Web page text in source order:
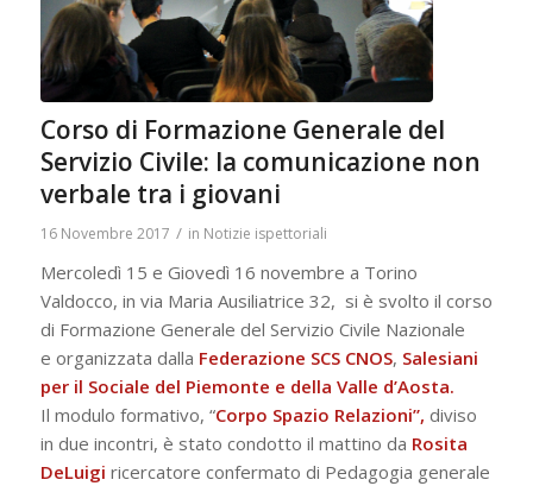
Corso di Formazione Generale del
Servizio Civile: la comunicazione non
verbale tra i giovani
16 Novembre 2017 / in Notizie ispettoriali
Mercoledì 15 e Giovedì 16 novembre a Torino
Valdocco, in via Maria Ausiliatrice 32, si è svolto il corso
di Formazione Generale del Servizio Civile Nazionale
e organizzata dalla Federazione SCS CNOS, Salesiani
per il Sociale del Piemonte e della Valle d’Aosta.
Il modulo formativo, “Corpo Spazio Relazioni”, diviso
in due incontri, è stato condotto il mattino da Rosita
DeLuigi ricercatore confermato di Pedagogia generale